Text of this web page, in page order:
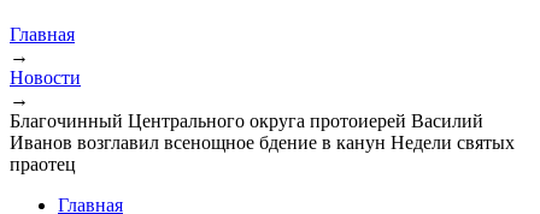
Главная
→
Новости
→
Благочинный Центрального округа протоиерей Василий
Иванов возглавил всенощное бдение в канун Недели святых
праотец
Главная